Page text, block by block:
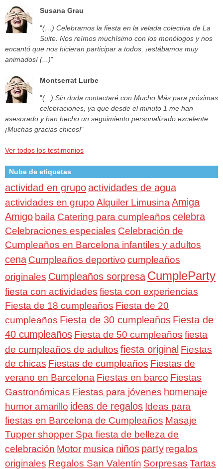
Susana Grau
"(…) Celebramos la fiesta en la velada colectiva de La
Suite. Nos reímos muchísimo con los monólogos y nos
encantó que nos hicieran participar a todos, ¡estábamos muy
animados! (...)"
Montserrat Lurbe
"(...) Sin duda contactaré con Mucho Más para próximas
celebraciones, ya que desde el minuto 1 me han
asesorado y han hecho un seguimiento personalizado excelente.
¡Muchas gracias chicos!"
Ver todos los testimonios
Nube de etiquetas
actividad en grupoactividades de agua
actividades en grupo Alquiler Limusina Amiga
Amigo baila Catering para cumpleaños celebra
Celebraciones especiales Celebración de
Cumpleaños en Barcelona infantiles y adultos
cena Cumpleaños deportivo cumpleaños
originales Cumpleaños sorpresa CumpleParty
fiesta con actividades fiesta con experiencias
Fiesta de 18 cumpleaños Fiesta de 20
cumpleaños Fiesta de 30 cumpleaños Fiesta de
40 cumpleaños Fiesta de 50 cumpleaños fiesta
de cumpleaños de adultos fiesta original Fiestas
de chicas Fiestas de cumpleaños Fiestas de
verano en Barcelona Fiestas en barco Fiestas
Gastronómicas Fiestas para jóvenes homenaje
humor amarillo ideas de regalos Ideas para
fiestas en Barcelona de Cumpleaños Masaje
Tupper shopper Spa fiesta de belleza de
celebración Motor musica niños party regalos
originales Regalos San Valentín Sorpresas Tartas